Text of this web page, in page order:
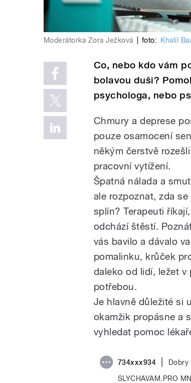
Moderátorka Zora Ježková foto: Khalil
Co, nebo kdo vám
bolavou duši?
psychologa, nebo
Chmury a deprese
pouze osamocení
někým čerstvě
pracovní vytížení.
Špatná nálada a
ale rozpoznat, zda
splín? Terapeuti
odchází štěstí.
vás bavilo a dávalo
pomalinku, krůček
daleko od lidí, ležet v
potřebou.
Je hlavně důležité si
okamžik propásne a
vyhledat pomoc
734xxx934
Dobry
SLYCHAVAM.PRO